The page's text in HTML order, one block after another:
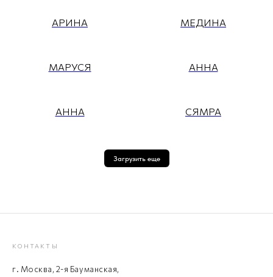
АРИНА МЕДИНА
МАРУСЯ АННА
АННА СЯМРА
Загрузить еще
КОНТАКТЫ
г. Москва, 2-я Бауманская,